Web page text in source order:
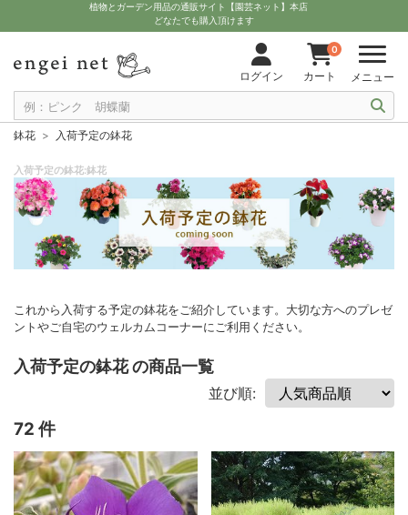
植物とガーデン用品の通販サイト【園芸ネット】本店
どなたでも購入頂けます
ログイン
0
カート メニュー
鉢花 入荷予定の鉢花
入荷予定の鉢花:鉢花
これから入荷する予定の鉢花をご紹介しています。大切な方へのプレゼ
ントやご自宅のウェルカムコーナーにご利用ください。
入荷予定の鉢花 の商品一覧
並び順:
72 件